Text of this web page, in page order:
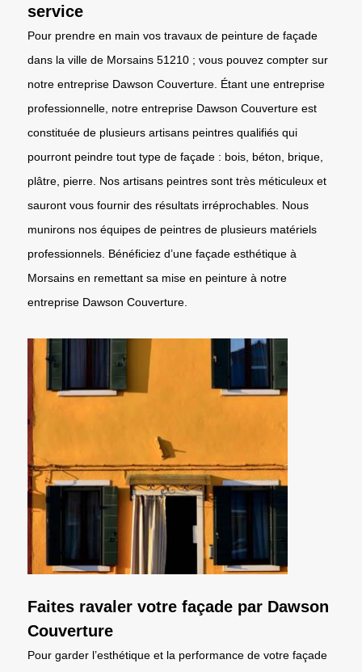
service
Pour prendre en main vos travaux de peinture de façade
dans la ville de Morsains 51210 ; vous pouvez compter sur
notre entreprise Dawson Couverture. Étant une entreprise
professionnelle, notre entreprise Dawson Couverture est
constituée de plusieurs artisans peintres qualifiés qui
pourront peindre tout type de façade : bois, béton, brique,
plâtre, pierre. Nos artisans peintres sont très méticuleux et
sauront vous fournir des résultats irréprochables. Nous
munirons nos équipes de peintres de plusieurs matériels
professionnels. Bénéficiez d’une façade esthétique à
Morsains en remettant sa mise en peinture à notre
entreprise Dawson Couverture.
Faites ravaler votre façade par Dawson
Couverture
Pour garder l’esthétique et la performance de votre façade